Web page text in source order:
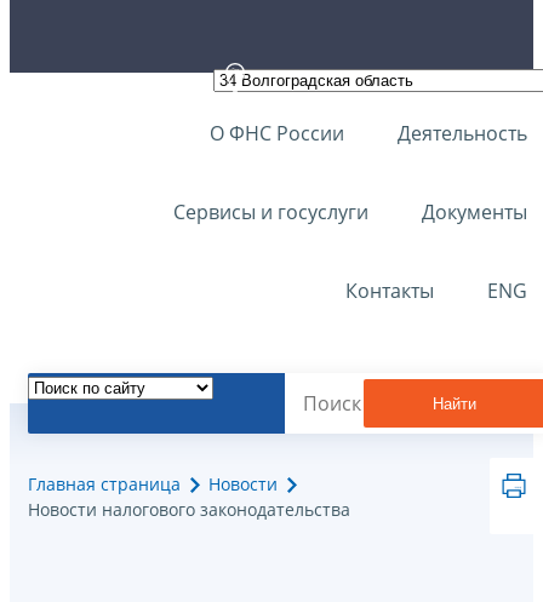
О ФНС России Деятельность
Сервисы и госуслуги Документы
Контакты ENG
Найти
Главная страница
Новости
Новости налогового законодательства